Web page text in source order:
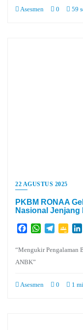
Asesmen 0 59
22 AGUSTUS 2025
PKBM RONAA
Nasional Jenjang
FacebookWhatsApp
Telegram
“Mengukir Pengalaman
ANBK”
Asesmen 0 1